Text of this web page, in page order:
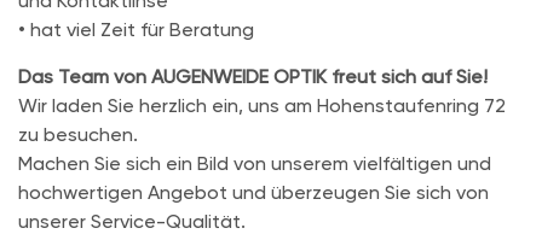
• hat viel Zeit für Beratung
Das Team von AUGENWEIDE OPTIK freut sich auf Sie!
Wir laden Sie herzlich ein, uns am Hohenstaufenring 72
zu besuchen.
Machen Sie sich ein Bild von unserem vielfältigen und
hochwertigen Angebot und überzeugen Sie sich von
unserer Service-Qualität.